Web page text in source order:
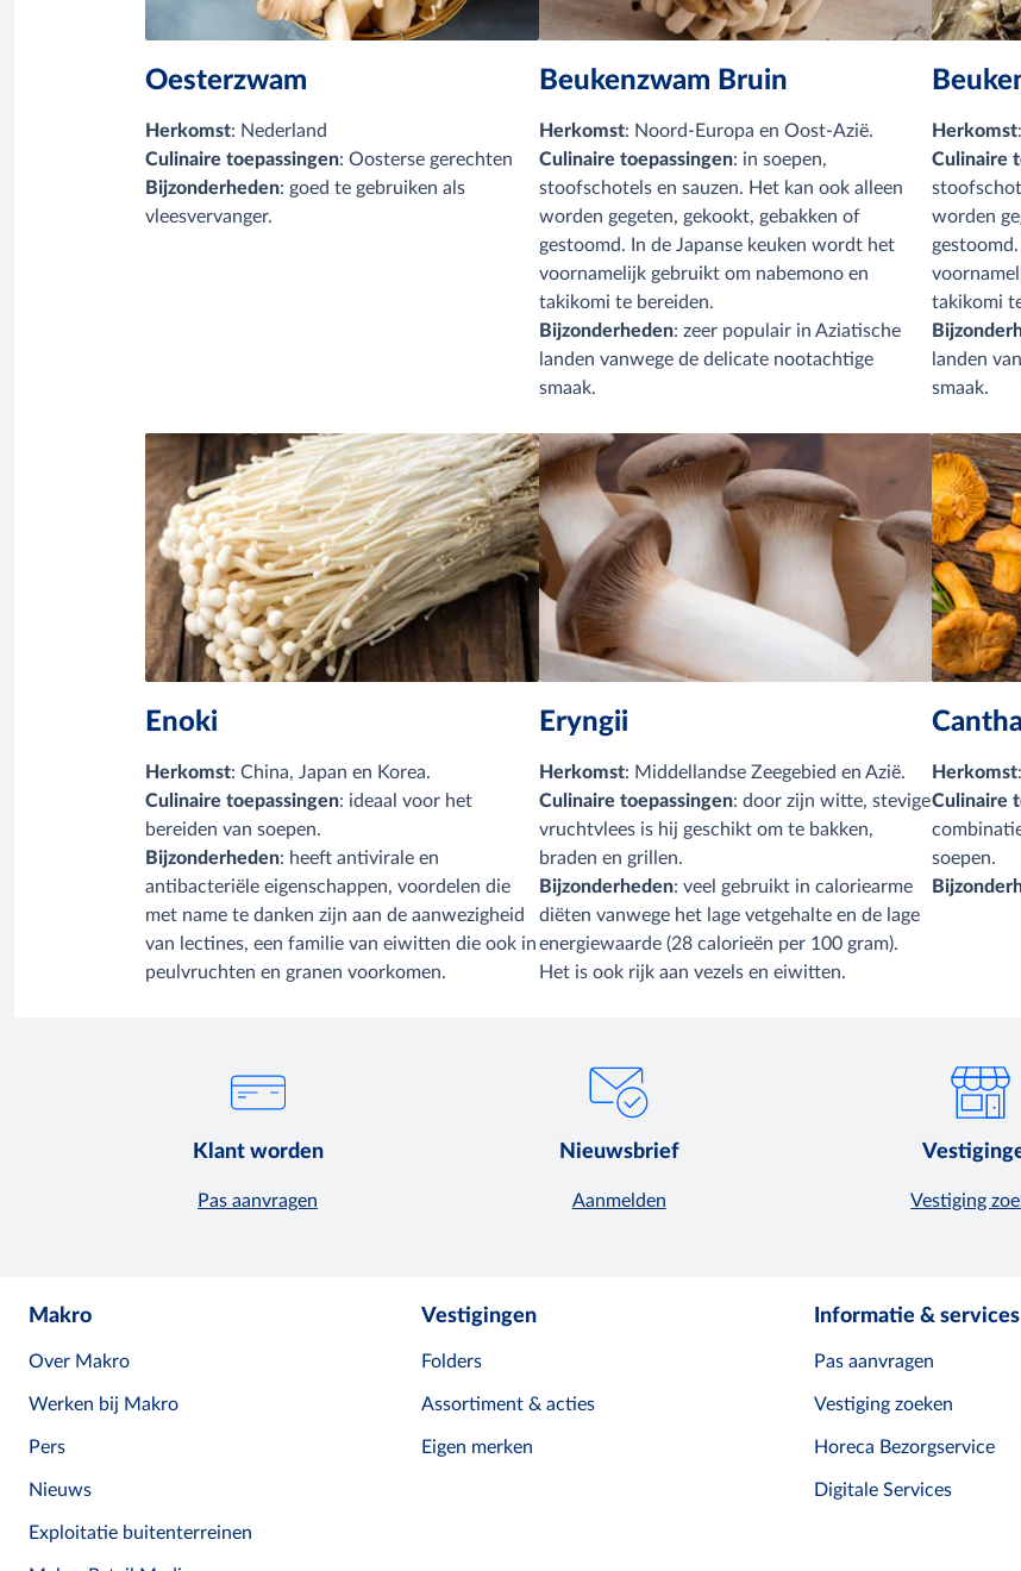
Oesterzwam
Herkomst: Nederland
Culinaire toepassingen: Oosterse gerechten
Bijzonderheden: goed te gebruiken als
vleesvervanger.
Beukenzwam Bruin
Herkomst: Noord-Europa en Oost-Azië.
Culinaire toepassingen: in soepen,
stoofschotels en sauzen. Het kan ook alleen
worden gegeten, gekookt, gebakken of
gestoomd. In de Japanse keuken wordt het
voornamelijk gebruikt om nabemono en
takikomi te bereiden.
Bijzonderheden: zeer populair in Aziatische
landen vanwege de delicate nootachtige
smaak.
Herkomst
Culinaire
worden
takikomi
landen
smaak.
Enoki
Herkomst: China, Japan en Korea.
Culinaire toepassingen: ideaal voor het
bereiden van soepen.
Bijzonderheden: heeft antivirale en
antibacteriële eigenschappen, voordelen die
met name te danken zijn aan de aanwezigheid
van lectines, een familie van eiwitten die ook in
peulvruchten en granen voorkomen.
Eryngii
Herkomst: Middellandse Zeegebied en Azië.
Culinaire toepassingen: door zijn witte, stevige
vruchtvlees is hij geschikt om te bakken,
braden en grillen.
Bijzonderheden: veel gebruikt in caloriearme
diëten vanwege het lage vetgehalte en de lage
energiewaarde (28 calorieën per 100 gram).
Het is ook rijk aan vezels en eiwitten.
Herkomst
Culinaire
soepen.
Klant worden
Pas aanvragen
Nieuwsbrief
Aanmelden Vestiging
Makro
Over Makro
Werken bij Makro
Pers
Nieuws
Exploitatie buitenterreinen
Vestigingen
Folders
Assortiment & acties
Eigen merken
Informatie & services
Pas aanvragen
Vestiging zoeken
Horeca Bezorgservice
Digitale Services